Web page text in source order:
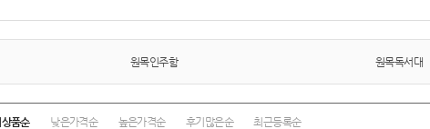
5 볼펜
6
원목인주함 원목독서대
상품순 낮은가격순 높은가격순 후기많은순 최근등록순